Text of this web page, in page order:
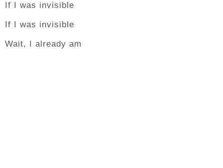
If I was invisible
If I was invisible
Wait, I already am